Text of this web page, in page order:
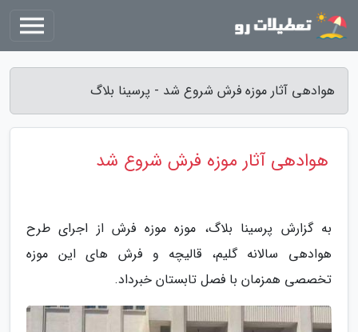
هوادهی آثار موزه فرش شروع شد - پرسینا بلاگ
هوادهی آثار موزه فرش شروع شد
به گزارش پرسینا بلاگ، موزه موزه فرش از اجرای طرح
هوادهی سالانه گلیم، قالیچه و فرش های این موزه
تخصصی همزمان با فصل تابستان خبرداد.